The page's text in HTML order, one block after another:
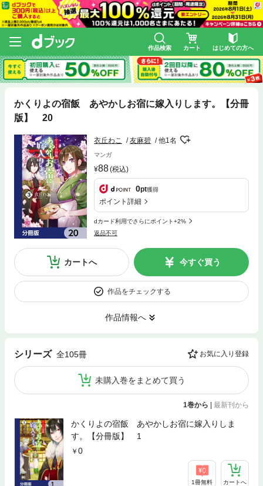
作品検索 カート はじめての方へ
かくりよの宿飯 あやかしお宿に嫁入りします。【分冊
版】 20
衣丘わこ 友麻碧 他1名
マンガ
88(税込)
0pt獲得
ポイント詳細
dカード利用でさらにポイント+2%
返品不可
カートへ 今すぐ買う
作品をチェックする
作品情報へ
シリーズ 全105冊 お気に入り登録
未購入巻をまとめて買う
1巻から | 最新刊から
かくりよの宿飯 あやかしお宿に嫁入りしま
す。【分冊版】 1
0
1冊無料 カートへ